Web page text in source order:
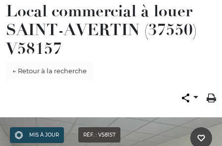
Local commercial à louer
SAINT-AVERTIN (37550)
V58157
← Retour à la recherche
MIS À JOUR RÉF. : V58157